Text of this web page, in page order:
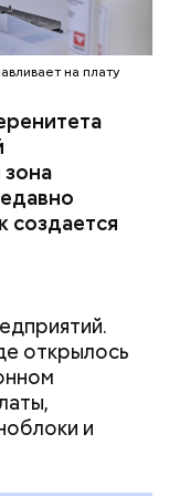
на плату
создается
открылось
и
веселили
дворе:
Именно по
дворце.